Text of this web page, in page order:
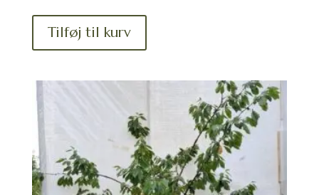
Tilføj til kurv